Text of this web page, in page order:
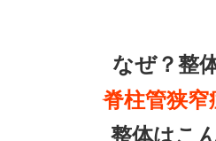
なぜ？整
脊柱管狭窄
整体はこ